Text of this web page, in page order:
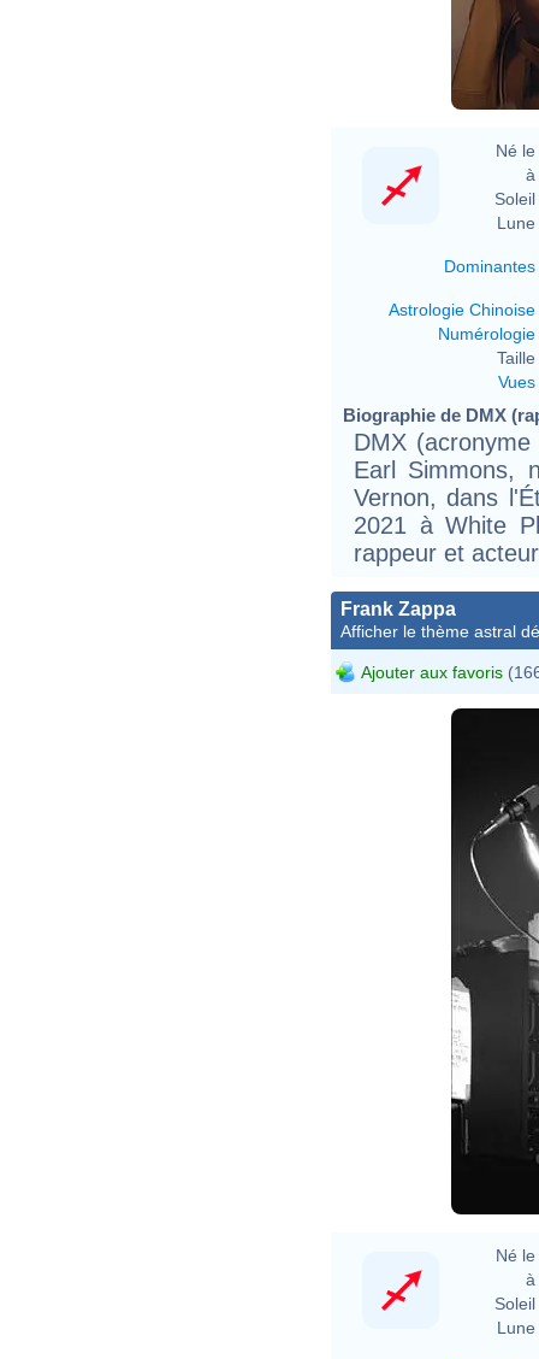
Né le
à
Soleil
Lune
Dominantes
Astrologie Chinoise
Numérologie
Taille
Vues
Biographie de DMX
DMX
Earl Simmons,
Vernon, dans
2021 à White
rappeur et
Frank Zappa
Afficher le thème astral
Ajouter aux favoris
Né le
à
Soleil
Lune